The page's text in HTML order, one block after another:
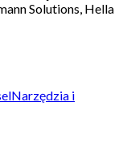
Solutions, Hella
Narzędzia i